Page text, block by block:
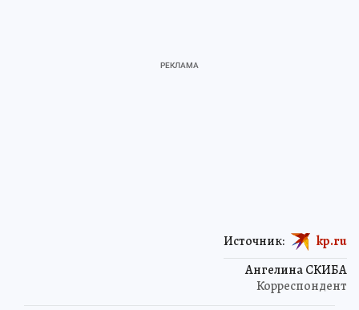
Ангелина СКИБА
Корреспондент
Источник: kp.ru